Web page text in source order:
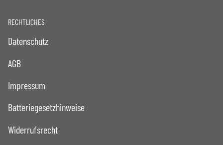
RECHTLICHES
Datenschutz
AGB
Impressum
Batteriegesetzhinweise
Widerrufsrecht